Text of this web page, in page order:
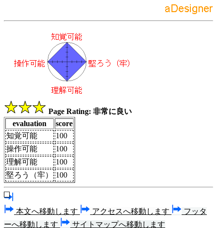
Page Rating: 非常に良い
evaluation
score
知覚可能
100
操作可能
100
理解可能
100
堅ろう（牢）
100
本文へ移動します アクセスへ移動します
フッタ
ーへ移動します
サイトマップへ移動します